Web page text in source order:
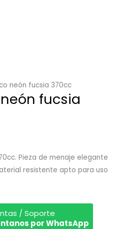
neón fucsia 370cc
fucsia
Pieza de menaje elegante
resistente apto para uso
/ Soporte
por WhatsApp